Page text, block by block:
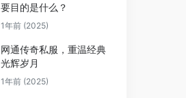
要目的是什么？
1年前 (2025)
网通传奇私服，重温经典
光辉岁月
1年前 (2025)